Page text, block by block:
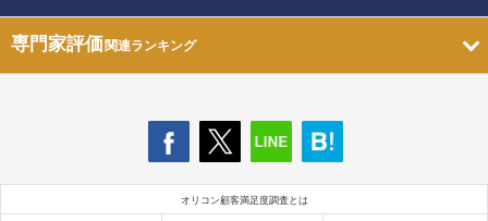
専門家評価関連ランキング
オリコン顧客満足度調査とは